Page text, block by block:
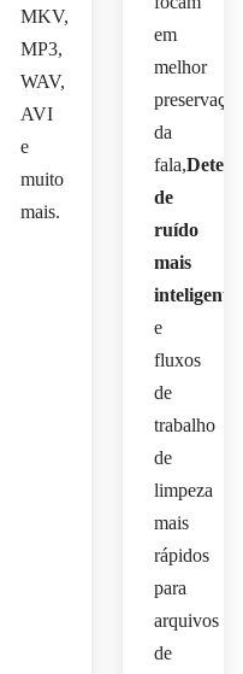
MKV,
MP3,
WAV,
AVI
e
muito
mais.
em
melhor
preservação
da
fala,
de
ruído
mais
inteligente
e
fluxos
de
trabalho
de
limpeza
mais
rápidos
para
arquivos
de